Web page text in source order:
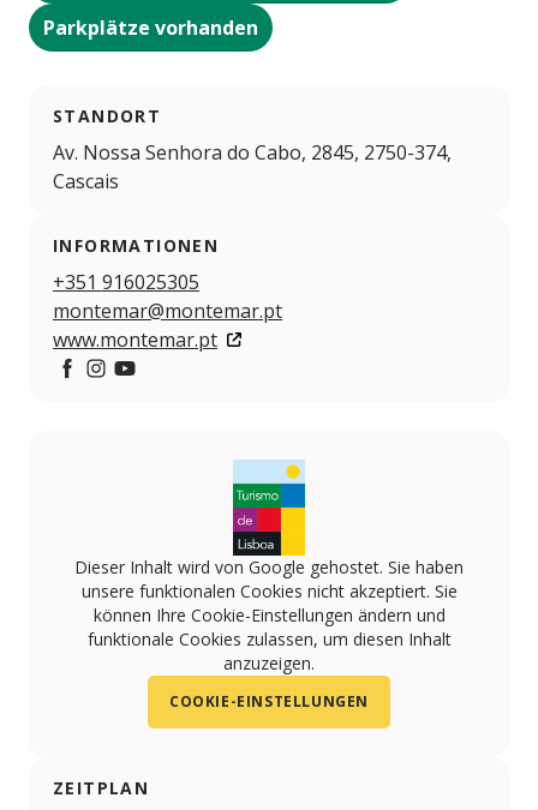
Parkplätze vorhanden
STANDORT
Av. Nossa Senhora do Cabo, 2845, 2750-374,
Cascais
INFORMATIONEN
+351 916025305
montemar@montemar.pt
www.montemar.pt
Dieser Inhalt wird von Google gehostet. Sie haben
unsere funktionalen Cookies nicht akzeptiert. Sie
können Ihre Cookie-Einstellungen ändern und
funktionale Cookies zulassen, um diesen Inhalt
anzuzeigen.
COOKIE-EINSTELLUNGEN
ZEITPLAN